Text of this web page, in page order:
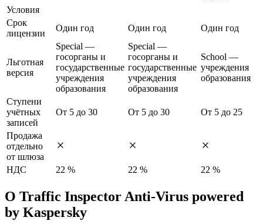
Условия
Срок
лицензии
Один год Один год Один год
Льготная
версия
Special —
госорганы и
государственные
учреждения
образования
Special —
госорганы и
государственные
учреждения
образования
School —
учреждения
образования
Ступени
учётных
записей
От 5 до 30 От 5 до 30 От 5 до 25
Продажа
отдельно
от шлюза
НДС
22 % 22 % 22 %
О Traffic Inspector Anti-Virus powered
by Kaspersky